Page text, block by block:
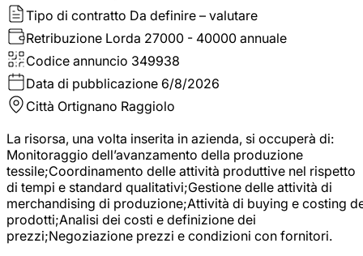
Tipo di contratto Da definire – valutare
Retribuzione Lorda 27000 - 40000 annuale
Codice annuncio 349938
Data di pubblicazione 6/8/2026
Città Ortignano Raggiolo
La risorsa, una volta inserita in azienda, si occuperà di:
Monitoraggio dell’avanzamento della produzione
tessile;Coordinamento delle attività produttive nel rispetto
di tempi e standard qualitativi;Gestione delle attività di
merchandising di produzione;Attività di buying e costing
prodotti;Analisi dei costi e definizione dei
prezzi;Negoziazione prezzi e condizioni con fornitori.